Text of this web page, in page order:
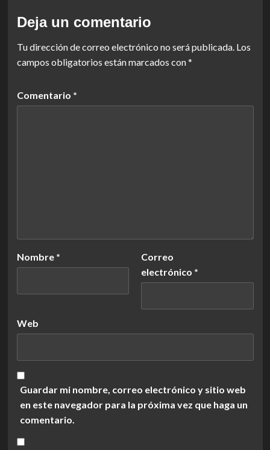
Deja un comentario
Tu dirección de correo electrónico no será publicada. Los
campos obligatorios están marcados con*
Comentario *
Nombre *
Correo
electrónico *
Web
Guardar mi nombre, correo electrónico y sitio web
en este navegador para la próxima vez que haga un
comentario.